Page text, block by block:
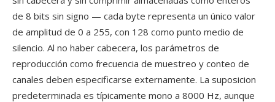
de 8 bits sin signo — cada byte representa un único valor
de amplitud de 0 a 255, con 128 como punto medio de
silencio. Al no haber cabecera, los parámetros de
reproducción como frecuencia de muestreo y conteo de
canales deben especificarse externamente. La suposicion
predeterminada es típicamente mono a 8000 Hz, aunque